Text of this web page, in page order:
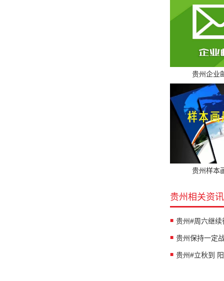
贵州企业
贵州样本
贵州相关资讯